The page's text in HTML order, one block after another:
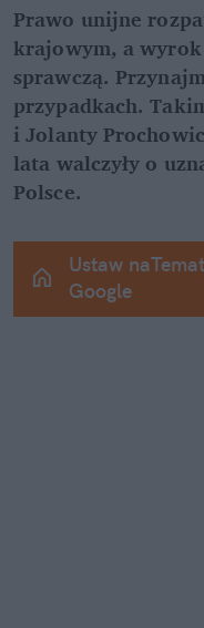
Prawo unijne
krajowym, a wyrok
sprawczą.
przypadkach.
i Jolanty
lata walczyły o
Polsce.
Ustaw
Google